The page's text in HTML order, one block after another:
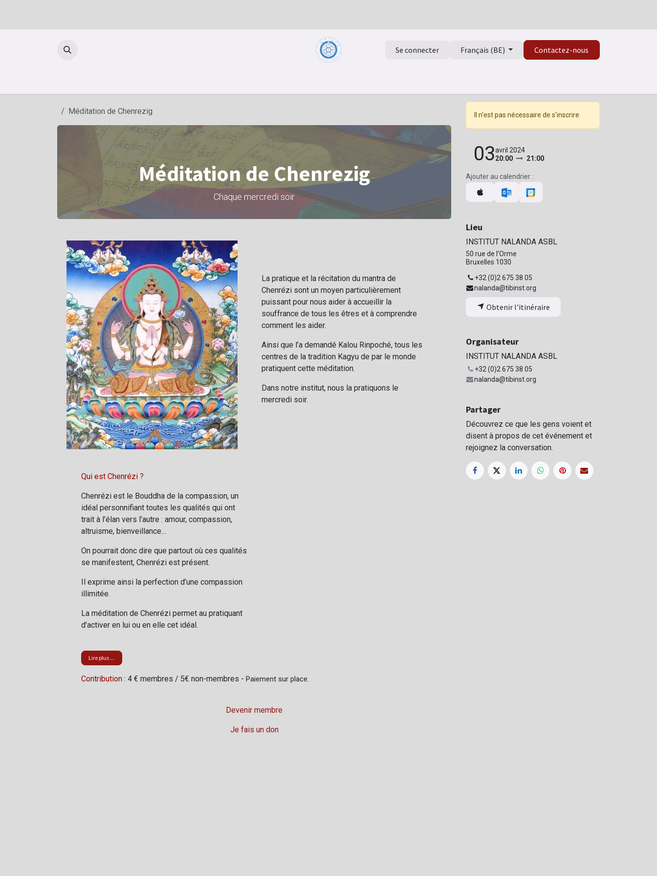
Se connecter
Français (BE) Contactez-nous
Méditation de Chenrezig
Méditation de Chenrezig
Chaque mercredi soir
La pratique et la récitation du mantra de
Chenrézi sont un moyen particulièrement
puissant pour nous aider à accueillir la
souffrance de tous les êtres et à comprendre
comment les aider.
Ainsi que l’a demandé Kalou Rinpoché, tous les
centres de la tradition Kagyu de par le monde
pratiquent cette méditation.
Dans notre institut, nous la pratiquons le
mercredi soir.
Qui est Chenrézi ?
Chenrézi est le Bouddha de la compassion, un
idéal personnifiant toutes les qualités qui ont
trait à l’élan vers l’autre : amour, compassion,
altruisme, bienveillance…
On pourrait donc dire que partout où ces qualités
se manifestent, Chenrézi est présent.
Il exprime ainsi la perfection d’une compassion
illimitée.
La méditation de Chenrézi permet au pratiquant
d’activer en lui ou en elle cet idéal.
Lire plus ...
Contribution : 4 € membres / 5€ non-membres - Paiement sur place.
Devenir membre
Je fais un don
Il n'est pas nécessaire de s'inscrire
03avril 2024
20:00
21:00
Ajouter au calendrier :
Lieu
INSTITUT NALANDA ASBL
50 rue de l’Orme
Bruxelles 1030
+32 (0)2 675 38 05
nalanda@tibinst.org
Obtenir l'itinéraire
Organisateur
INSTITUT NALANDA ASBL
+32 (0)2 675 38 05
nalanda@tibinst.org
Partager
Découvrez ce que les gens voient et
disent à propos de cet événement et
rejoignez la conversation.